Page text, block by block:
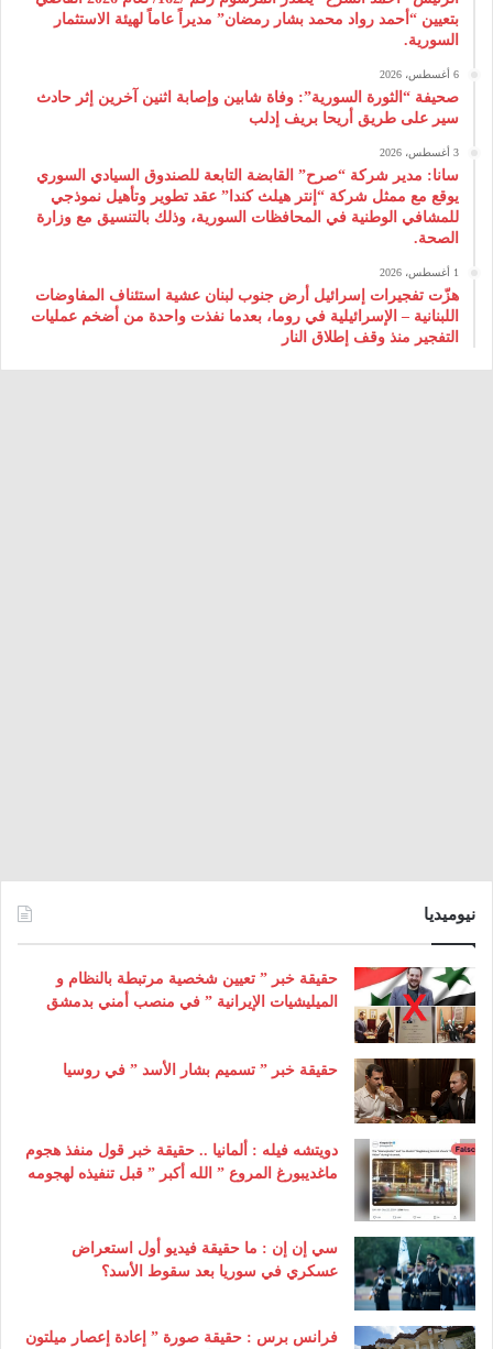
بتعيين “أحمد رواد محمد بشار رمضان” مديراً عاماً لهيئة ‌الاستثمار
السورية.
6 أغسطس، 2026
صحيفة “الثورة السورية”: وفاة شابين وإصابة اثنين آخرين إثر حادث
سير على طريق أريحا بريف إدلب
3 أغسطس، 2026
سانا: مدير شركة “صرح” القابضة التابعة للصندوق السيادي السوري
يوقع مع ممثل شركة “إنتر هيلث كندا” عقد تطوير وتأهيل نموذجي
للمشافي الوطنية في المحافظات السورية، وذلك بالتنسيق مع وزارة
الصحة.
1 أغسطس، 2026
هزّت تفجيرات إسرائيل أرض جنوب لبنان عشية استئناف المفاوضات
اللبنانية – الإسرائيلية في روما، بعدما نفذت واحدة من أضخم عمليات
التفجير منذ وقف إطلاق النار
نيوميديا
حقيقة خبر ” تعيين شخصية مرتبطة بالنظام و
الميليشيات الإيرانية ” في منصب أمني بدمشق
حقيقة خبر ” تسميم بشار الأسد ” في روسيا
دويتشه فيله : ألمانيا .. حقيقة خبر قول منفذ هجوم
ماغديبورغ المروع ” الله أكبر ” قبل تنفيذه لهجومه
سي إن إن : ما حقيقة فيديو أول استعراض
عسكري في سوريا بعد سقوط الأسد؟
فرانس برس : حقيقة صورة ” إعادة إعصار ميلتون